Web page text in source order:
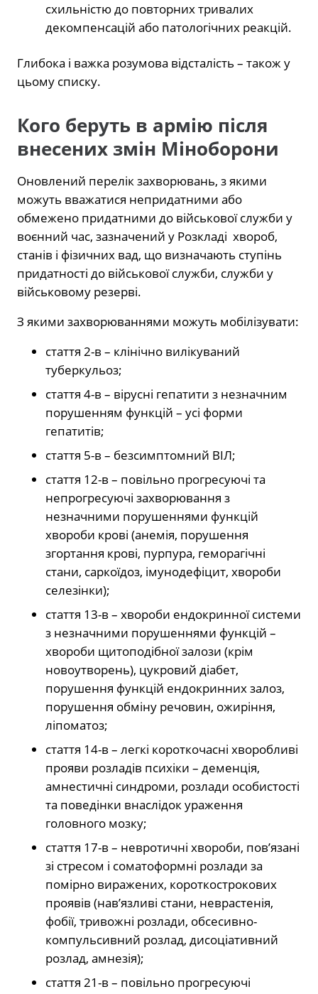
схильністю до повторних тривалих
декомпенсацій або патологічних реакцій.
Глибока і важка розумова відсталість – також у
цьому списку.
Кого беруть в армію після
внесених змін Міноборони
Оновлений перелік захворювань, з якими
можуть вважатися непридатними або
обмежено придатними до військової служби у
воєнний час, зазначений у Розкладі хвороб,
станів і фізичних вад, що визначають ступінь
придатності до військової служби, служби у
військовому резерві.
З якими захворюваннями можуть мобілізувати:
стаття 2-в – клінічно вилікуваний
туберкульоз;
стаття 4-в – вірусні гепатити з незначним
порушенням функцій – усі форми
гепатитів;
стаття 5-в – безсимптомний ВІЛ;
стаття 12-в – повільно прогресуючі та
непрогресуючі захворювання з
незначними порушеннями функцій
хвороби крові (анемія, порушення
згортання крові, пурпура, геморагічні
стани, саркоїдоз, імунодефіцит, хвороби
селезінки);
стаття 13-в – хвороби ендокринної системи
з незначними порушеннями функцій –
хвороби щитоподібної залози (крім
новоутворень), цукровий діабет,
порушення функцій ендокринних залоз,
порушення обміну речовин, ожиріння,
ліпоматоз;
стаття 14-в – легкі короткочасні хворобливі
прояви розладів психіки – деменція,
амнестичні синдроми, розлади особистості
та поведінки внаслідок ураження
головного мозку;
стаття 17-в – невротичні хвороби, пов’язані
зі стресом і соматоформні розлади за
помірно виражених, короткострокових
проявів (нав’язливі стани, неврастенія,
фобії, тривожні розлади, обсесивно-
компульсивний розлад, дисоціативний
розлад, амнезія);
стаття 21-в – повільно прогресуючі